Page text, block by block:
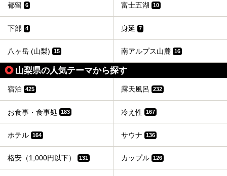
都留 6 富士五湖 10
下部 4 身延 7
八ヶ岳 (山梨) 15 南アルプス山麓 16
山梨県の人気テーマから探す
宿泊 425 露天風呂 232
お食事・食事処 183 冷え性 167
ホテル 164 サウナ 136
格安（1,000円以下） 131 カップル 126